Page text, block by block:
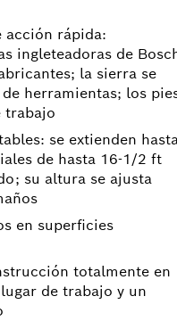
acción rápida:
ingleteadoras de
la sierra se
herramientas; los
trabajo
se extienden
de hasta 16-1/2 ft
su altura se ajusta
en superficies
totalmente en
de trabajo y un